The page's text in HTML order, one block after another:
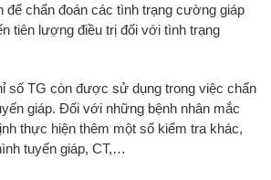
để chẩn đoán các tình trạng cường giáp
tiên lượng điều trị đối với tình trạng
số TG còn được sử dụng trong việc chẩn
giáp. Đối với những bệnh nhân mắc
thực hiện thêm một số kiểm tra khác,
tuyến giáp, CT,…